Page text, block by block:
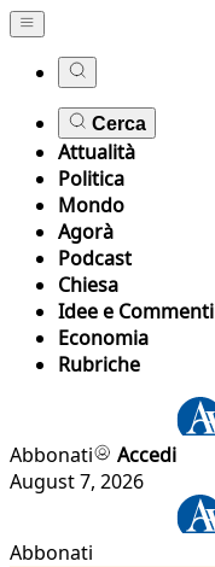
Cerca
Attualità
Politica
Mondo
Agorà
Podcast
Chiesa
Idee e Commenti
Economia
Rubriche
Abbonati
Accedi
August 7, 2026
Abbonati